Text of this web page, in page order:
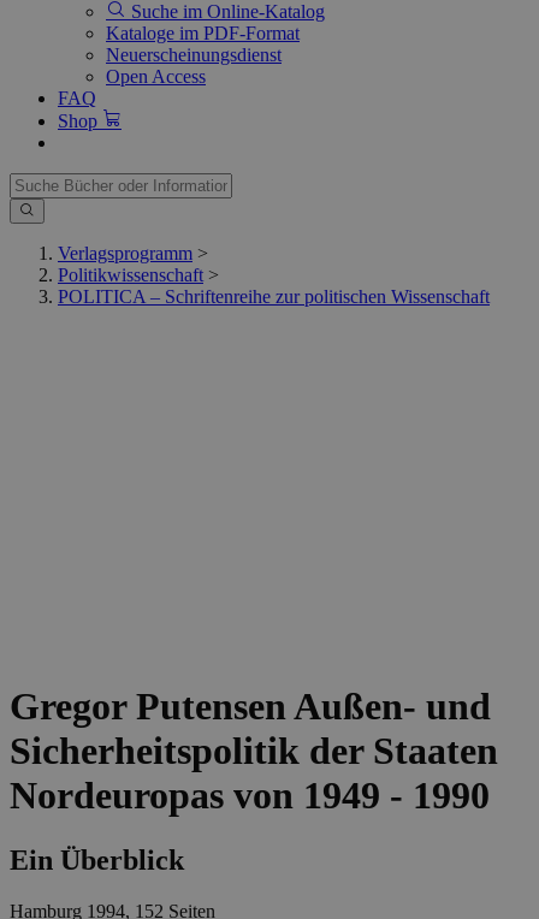
Suche im Online-Katalog
Kataloge im PDF-Format
Neuerscheinungsdienst
Open Access
FAQ
Shop
Verlagsprogramm >
Politikwissenschaft >
POLITICA – Schriftenreihe zur politischen Wissenschaft
Gregor PutensenAußen- und
Sicherheitspolitik der Staaten
Nordeuropas von 1949 - 1990
Ein Überblick
Hamburg 1994, 152 Seiten